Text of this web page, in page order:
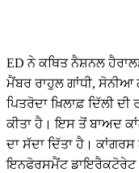
ED ਨੇ ਕਥਿਤ ਨੈਸ਼ਨਲ
ਮੈਂਬਰ ਰਾਹੁਲ ਗਾਂਧੀ, ਸੋਨੀਆ
ਪਿਤਰੋਦਾ ਖ਼ਿਲਾਫ਼ ਦਿੱਲੀ
ਕੀਤਾ ਹੈ। ਇਸ ਤੋਂ ਬਾਅਦ
ਦਾ ਸੱਦਾ ਦਿੱਤਾ ਹੈ।
ਇਨਫੋਰਸਮੈਂਟ ਡਾਇਰੈਕਟੋਰੇਟ